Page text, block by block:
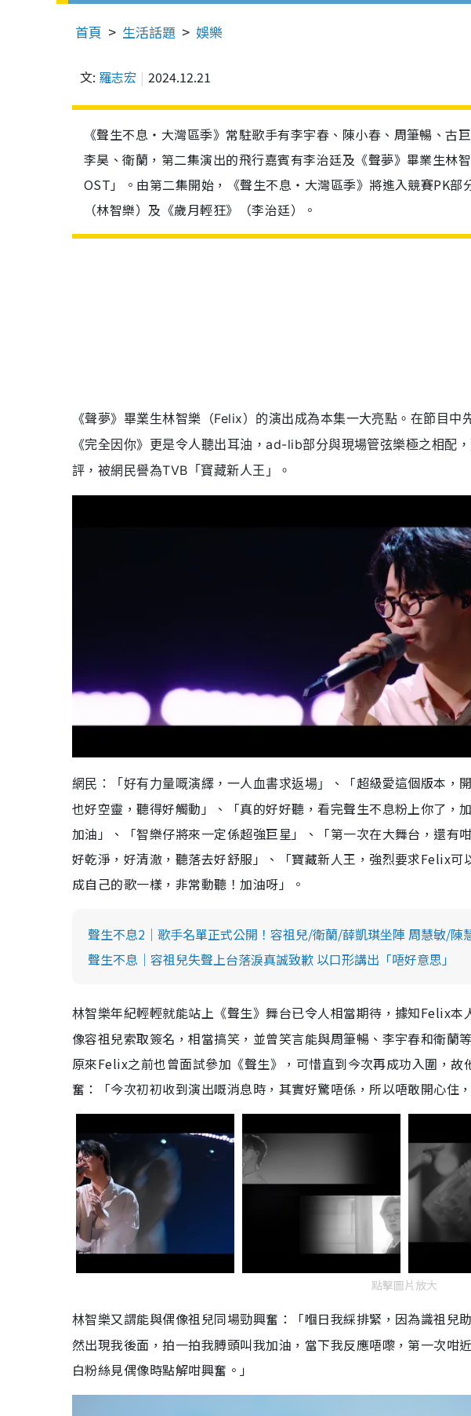
首頁 生活話題 娛樂
文: 羅志宏 2024.12.21
《聲生不息‧大灣區季》常駐歌手有李宇春、陳小春、周筆暢、古
李昊、衛蘭，第二集演出的飛行嘉賓有李治廷及《聲夢》畢業生林
OST」。由第二集開始，《聲生不息‧大灣區季》將進入競賽PK部
（林智樂）及《歲月輕狂》（李治廷）。
《聲夢》畢業生林智樂（Felix）的演出成為本集一大亮點。在節目
《完全因你》更是令人聽出耳油，ad-lib部分與現場管弦樂極之相配
評，被網民譽為TVB「寶藏新人王」。
網民：「好有力量嘅演繹，一人血書求返場」、
「超級愛這個版本，
也好空靈，聽得好觸動」、「真的好好聽，看完聲生不息粉上你了，
加油」、「智樂仔將來一定係超強巨星」、「第一次在大舞台，還有
好乾淨，好清澈，聽落去好舒服」、「寶藏新人王，強烈要求Felix
成自己的歌一樣，非常動聽！加油呀」。
聲生不息2｜歌手名單正式公開！容祖兒/衛蘭/薛凱琪坐陣 周慧敏/陳
聲生不息｜容祖兒失聲上台落淚真誠致歉 以口形講出「唔好意思」
林智樂年紀輕輕就能站上《聲生》舞台已令人相當期待，據知Felix
像容祖兒索取簽名，相當搞笑，並曾笑言能與周筆暢、李宇春和衛蘭
原來Felix之前也曾面試參加《聲生》，可惜直到今次再成功入圍，
奮：「今次初初收到演出嘅消息時，其實好驚唔係，所以唔敢開心住
點擊圖片放大
林智樂又謂能與偶像祖兒同場勁興奮：「嗰日我綵排緊，因為識祖兒
然出現我後面，拍一拍我膊頭叫我加油，當下我反應唔嚟，第一次咁
白粉絲見偶像時點解咁興奮。」